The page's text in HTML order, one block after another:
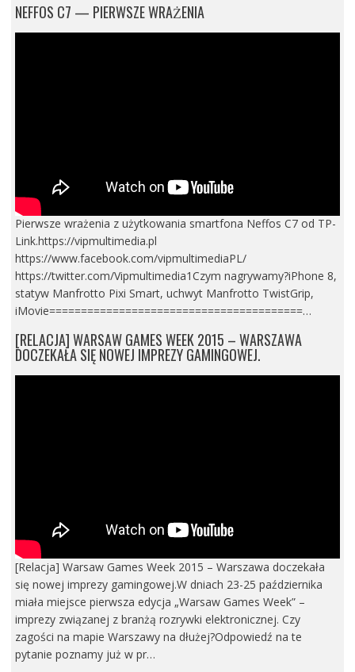
NEFFOS C7 — PIERWSZE WRAŻENIA
Pierwsze wrażenia z użytkowania smartfona Neffos C7 od TP-
Link.https://vipmultimedia.pl
https://www.facebook.com/vipmultimediaPL/
https://twitter.com/Vipmultimedia1Czym nagrywamy?iPhone 8,
statyw Manfrotto Pixi Smart, uchwyt Manfrotto TwistGrip,
iMovie========================================…
[RELACJA] WARSAW GAMES WEEK 2015 – WARSZAWA
DOCZEKAŁA SIĘ NOWEJ IMPREZY GAMINGOWEJ.
[Relacja] Warsaw Games Week 2015 – Warszawa doczekała
się nowej imprezy gamingowej.W dniach 23-25 października
miała miejsce pierwsza edycja „Warsaw Games Week” –
imprezy związanej z branżą rozrywki elektronicznej. Czy
zagości na mapie Warszawy na dłużej?Odpowiedź na te
pytanie poznamy już w pr…